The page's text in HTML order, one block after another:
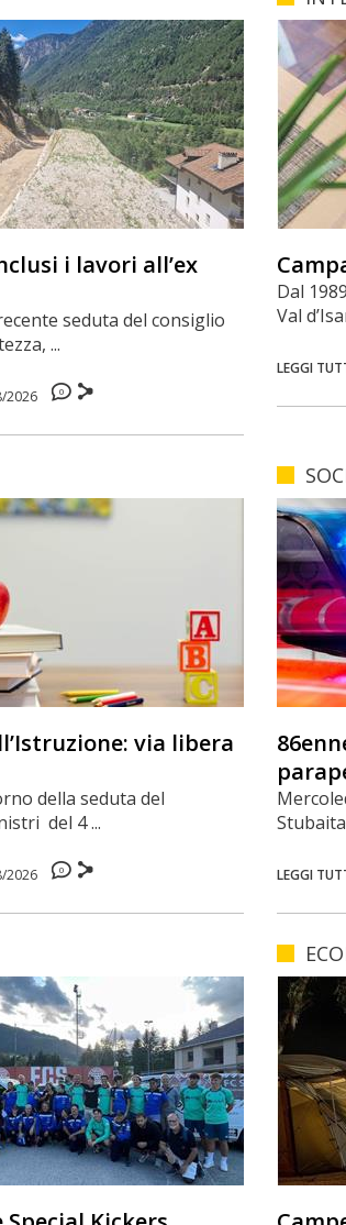
i lavori all’ex
seduta del consiglio
...
2026 0
Dal
Val
LEGGI
via libera
della seduta del
del 4 ...
2026 0 LEGGI